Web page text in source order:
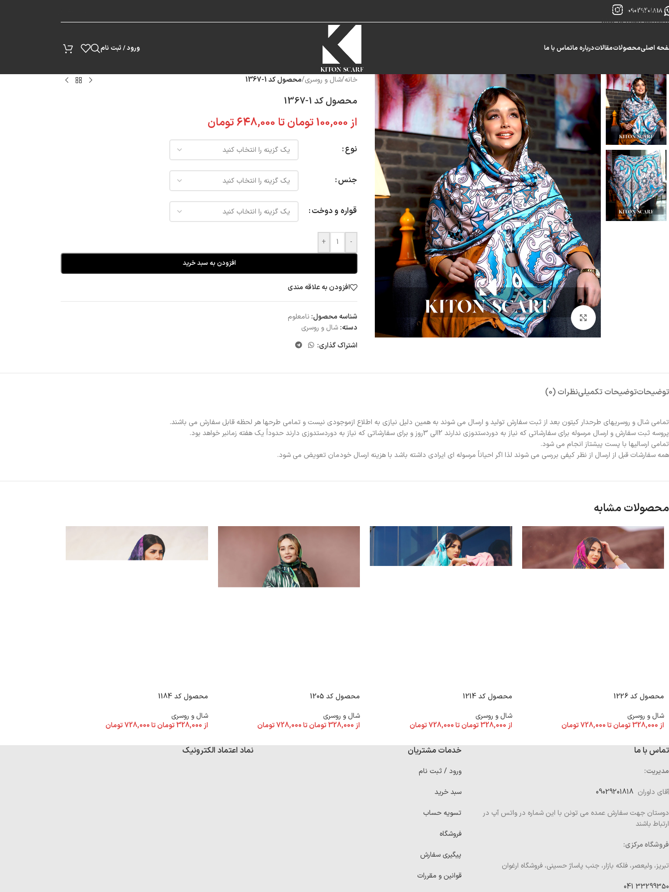
Skip to navigation
Skip to main content
09029201818
اصلیمحصولاتمقالاتدرباره ماتماس با ما ورود / ثبت نام
بزرگنمایی تصویر
خانه/شال و روسری/محصول کد 1-1367
محصول کد 1-1367
از100,000تومانتا 648,000تومان
نوع
جنس
قواره و دوخت
-
+
افزودن به سبد خرید
افزودن به علاقه مندی
شناسه محصول: نامعلوم
دسته: شال و روسری
اشتراک گذاری:
توضیحاتتوضیحات تکمیلینظرات (0)
تمامی شال و روسریهای طرحدار کیتون بعد از ثبت سفارش تولید و ارسال می شوند به همین دلیل نیازی به اطلاع ازموجودی نیست و تمامی طرحها هر لحظه قابل سفارش می باشند.
پروسه ثبت سفارش و ارسال مرسوله برای سفارشاتی که نیاز به دوردستدوزی ندارند 2الی 3روز و برای سفارشاتی که نیاز به دوردستدوزی دارند حدوداً یک هفته زمانبر خواهد بود.
تمامی ارسالیها با پست پیشتاز انجام می شود.
همه سفارشات قبل از ارسال از نظر کیفی بررسی می شوند لذا اگر احیاناً مرسوله ای ایرادی داشته باشد با هزینه ارسال خودمان تعویض می شود.
محصولات مشابه
محصول کد 1226
شال و روسری
از 328,000تومانتا728,000تومان
محصول کد 1214
شال و روسری
از328,000 تومانتا728,000تومان
محصول کد 1205
شال و روسری
از328,000تومانتا728,000تومان
محصول کد 1184
شال و روسری
از 328,000 تومانتا728,000تومان
تماس با ما
مدیریت:
آقای داوران
دوستان جهت سفارش عمده می تونن با این شماره در واتس آپ در
ارتباط باشند
فروشگاه مرکزی:
تبریز، ولیعصر، فلکه بازار، جنب پاساژ حسینی، فروشگاه ارغوان
33299350 041
خدمات مشتریان
ورود / ثبت نام
سبد خرید
تسویه حساب
فروشگاه
پیگیری سفارش
قوانین و مقررات
نماد اعتماد الکترونیک